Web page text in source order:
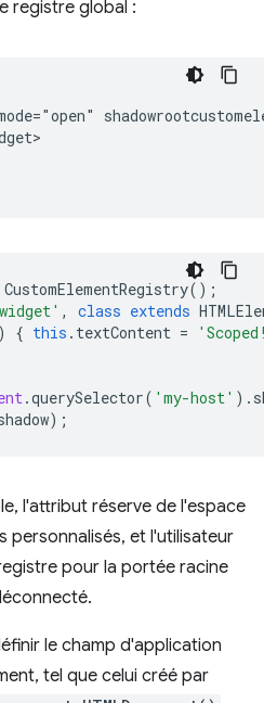
registre global :
CustomElementRegistry();
, class extends
{ this . textContent =
.querySelector( 'my-host' ).
);
l'attribut réserve de l'espace
personnalisés, et l'utilisateur
pour la portée racine
le champ d'application
tel que celui créé par